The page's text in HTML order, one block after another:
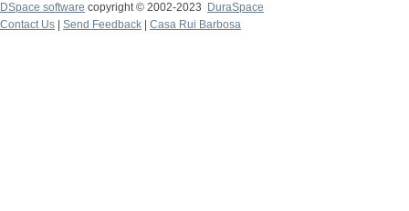
DSpace software copyright © 2002-2023
DuraSpace
Contact Us
Send Feedback Casa Rui Barbosa